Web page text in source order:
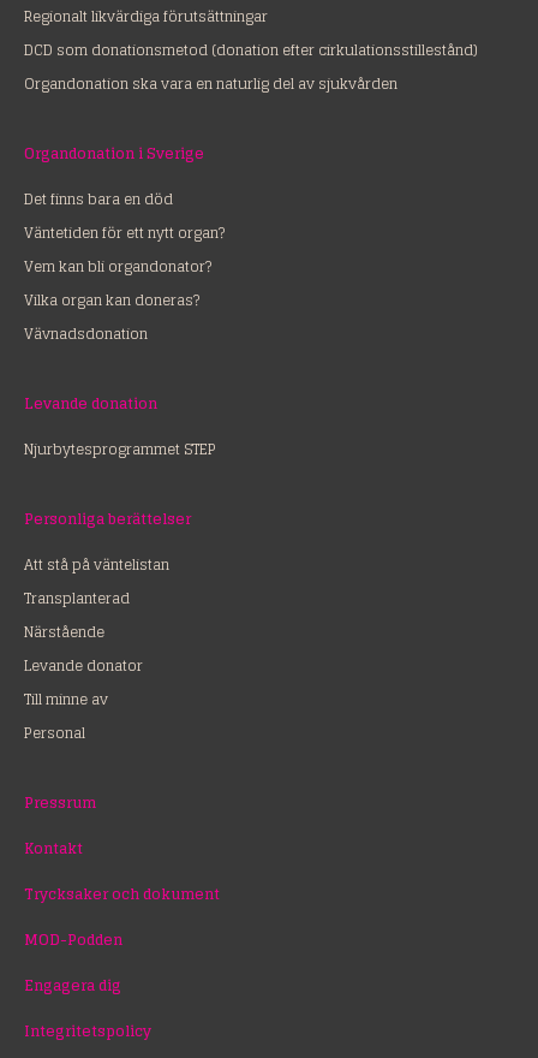
Regionalt likvärdiga förutsättningar
DCD som donationsmetod (donation efter cirkulationsstillestånd)
Organdonation ska vara en naturlig del av sjukvården
Organdonation i Sverige
Det finns bara en död
Väntetiden för ett nytt organ?
Vem kan bli organdonator?
Vilka organ kan doneras?
Vävnadsdonation
Levande donation
Njurbytesprogrammet STEP
Personliga berättelser
Att stå på väntelistan
Transplanterad
Närstående
Levande donator
Till minne av
Personal
Pressrum
Kontakt
Trycksaker och dokument
MOD-Podden
Engagera dig
Integritetspolicy